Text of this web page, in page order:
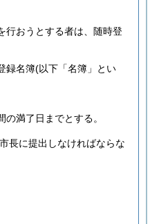
行おうとする者は、随時登
録名簿(以下「名簿」とい
満了日までとする。
長に提出しなければならな